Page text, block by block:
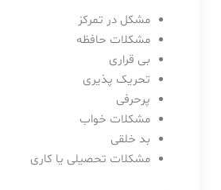
مشکل در تمرکز
مشکلات حافظه
بی قراری
تحریک پذیری
پرحرفی
مشکلات خواب
بد خلقی
مشکلات تحصیلی یا کاری